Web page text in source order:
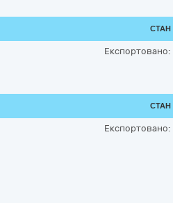
СТАН
Експортовано:
СТАН
Експортовано: